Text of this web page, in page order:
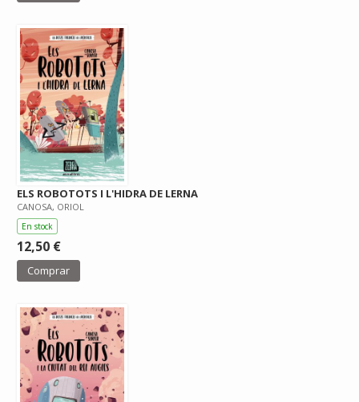
ELS ROBOTOTS I L'HIDRA DE LERNA
CANOSA, ORIOL
En stock
12,50 €
Comprar